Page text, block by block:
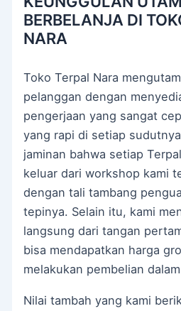
BERBELANJA DI
NARA
Toko Terpal Nara
pelanggan dengan
pengerjaan yang sangat
yang rapi di setiap
jaminan bahwa setiap
keluar dari workshop kami
dengan tali tambang
tepinya. Selain itu, kami
langsung dari tangan
bisa mendapatkan harga
melakukan pembelian
Nilai tambah yang kami